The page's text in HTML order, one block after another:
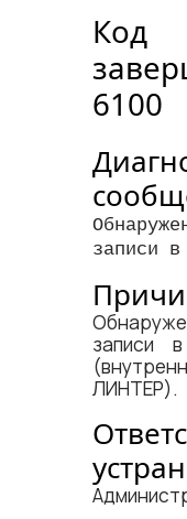
Код
6100
записи в
записи
ЛИНТЕР).